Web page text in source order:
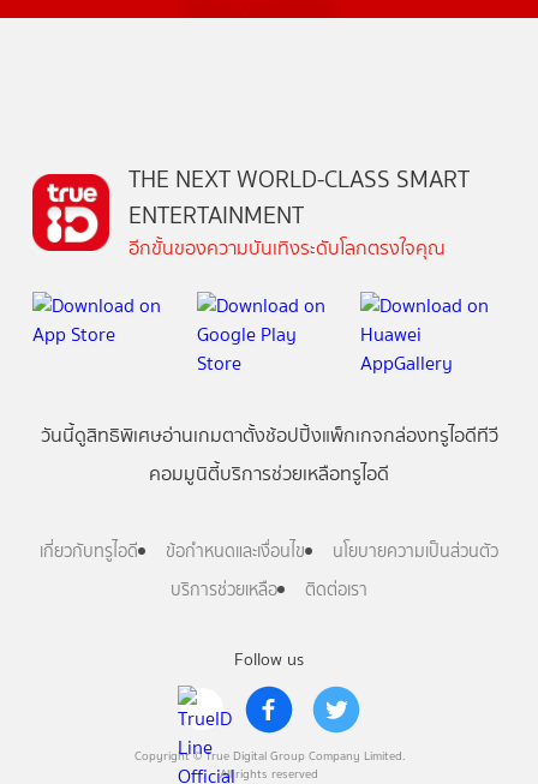
Follow us
Copyright © True Digital Group Company Limited.
All rights reserved
THE NEXT WORLD-CLASS SMART
ENTERTAINMENT
อีกขั้นของความบันเทิงระดับโลกตรงใจคุณ
วันนี้ดูสิทธิพิเศษอ่านเกมตาตั้งช้อปปิ้งแพ็กเกจกล่องทรูไอดีทีวี
คอมมูนิตี้บริการช่วยเหลือทรูไอดี
เกี่ยวกับทรูไอดี ข้อกำหนดและเงื่อนไข
นโยบายความเป็นส่วนตัว
บริการช่วยเหลือ
ติดต่อเรา